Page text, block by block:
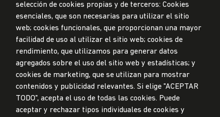
Data Protection Policy
Submission Office
UNIVERSIDAD DE LIMA IS MEMBER OF
selección de cookies propias y de terceros: Cookies
esenciales, que son necesarias para utilizar el sitio
web; cookies funcionales, que proporcionan una mayor
facilidad de uso al utilizar el sitio web; cookies de
rendimiento, que utilizamos para generar datos
agregados sobre el uso del sitio web y estadísticas; y
cookies de marketing, que se utilizan para mostrar
contenidos y publicidad relevantes. Si elige "ACEPTAR
TODO", acepta el uso de todas las cookies. Puede
aceptar y rechazar tipos individuales de cookies y